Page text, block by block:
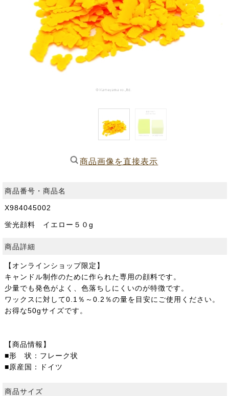
商品画像を直接表示
商品番号・商品名
X984045002
蛍光顔料 イエロー５０g
商品詳細
【オンラインショップ限定】
キャンドル制作のために作られた専用の顔料です。
少量でも発色がよく、色落ちしにくいのが特徴です。
ワックスに対して0.1％～0.2％の量を目安にご使用ください。
お得な50gサイズです。
【商品情報】
■形 状：フレーク状
■原産国：ドイツ
商品サイズ